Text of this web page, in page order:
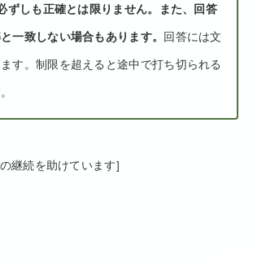
ずしも正確とは限りません。また、回答
一致しない場合もあります。 回答には文
す。制限を超えると途中で打ち切られる
継続を助けています]